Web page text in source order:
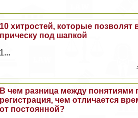
10 хитростей, которые позволят
прическу под шапкой
1...
В чем разница между понятиями
регистрация, чем отличается
от постоянной?